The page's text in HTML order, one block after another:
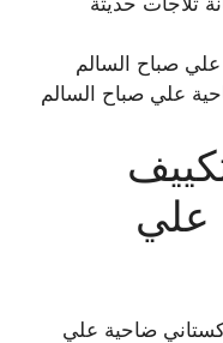
علي صباح السالم
علي صباح السالم
علي
ضاحية علي